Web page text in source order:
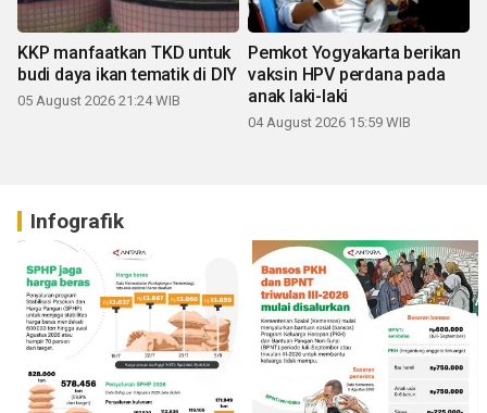
KKP manfaatkan TKD untuk
budi daya ikan tematik di DIY
05 August 2026 21:24 WIB
Pemkot Yogyakarta berikan
vaksin HPV perdana pada
anak laki-laki
04 August 2026 15:59 WIB
Infografik